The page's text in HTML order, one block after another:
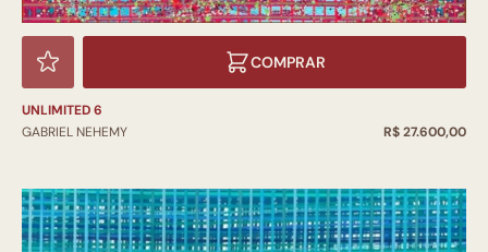
COMPRAR
UNLIMITED 6
GABRIEL NEHEMY
R$ 27.600,00